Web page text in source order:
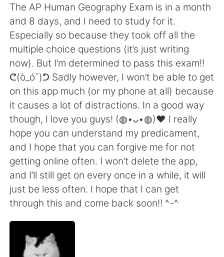
The AP Human Geography Exam is in a month
and 8 days, and I need to study for it.
Especially so because they took off all the
multiple choice questions (it’s just writing
now). But I’m determined to pass this exam!!
ᕦ(ò_óˇ)ᕤ Sadly however, I won’t be able to get
on this app much (or my phone at all) because
it causes a lot of distractions. In a good way
though, I love you guys! (◍•ᴗ•◍)❤ I really
hope you can understand my predicament,
and I hope that you can forgive me for not
getting online often. I won’t delete the app,
and I’ll still get on every once in a while, it will
just be less often. I hope that I can get
through this and come back soon!! ^-^